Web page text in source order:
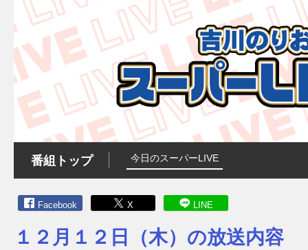
番組トップ 今日のスーパーLIVE
Facebook X LINE
１２月１２日（木）の放送内容